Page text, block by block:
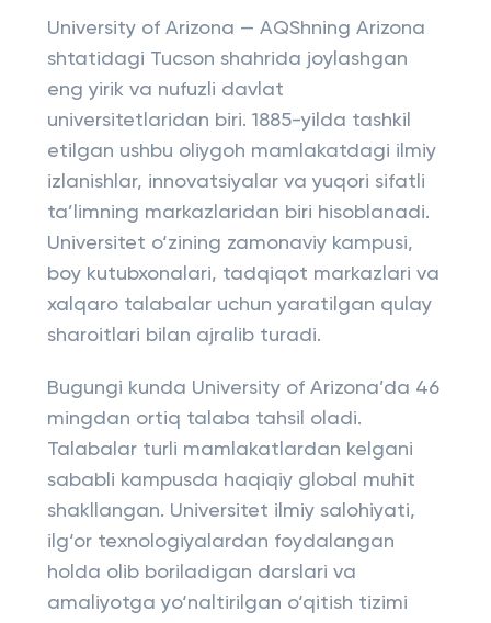
University of Arizona — AQShning Arizona
shtatidagi Tucson shahrida joylashgan
eng yirik va nufuzli davlat
universitetlaridan biri. 1885-yilda tashkil
etilgan ushbu oliygoh mamlakatdagi ilmiy
izlanishlar, innovatsiyalar va yuqori sifatli
ta’limning markazlaridan biri hisoblanadi.
Universitet o‘zining zamonaviy kampusi,
boy kutubxonalari, tadqiqot markazlari va
xalqaro talabalar uchun yaratilgan qulay
sharoitlari bilan ajralib turadi.
Bugungi kunda University of Arizona’da 46
mingdan ortiq talaba tahsil oladi.
Talabalar turli mamlakatlardan kelgani
sababli kampusda haqiqiy global muhit
shakllangan. Universitet ilmiy salohiyati,
ilg‘or texnologiyalardan foydalangan
holda olib boriladigan darslari va
amaliyotga yo‘naltirilgan o‘qitish tizimi